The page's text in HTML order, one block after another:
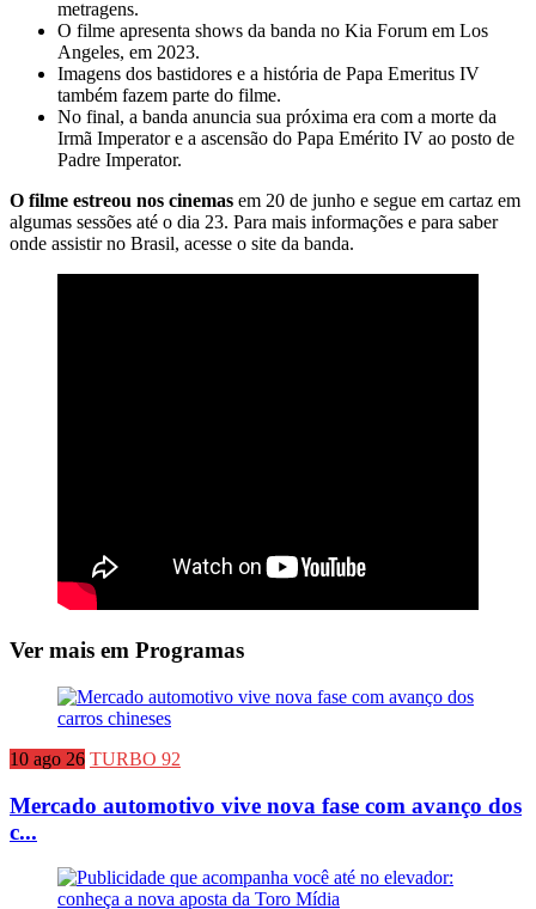
metragens.
O filme apresenta shows da banda no Kia Forum em Los
Angeles, em 2023.
Imagens dos bastidores e a história de Papa Emeritus IV
também fazem parte do filme.
No final, a banda anuncia sua próxima era com a morte da
Irmã Imperator e a ascensão do Papa Emérito IV ao posto de
Padre Imperator.
O filme estreou nos cinemas em 20 de junho e segue em cartaz em
algumas sessões até o dia 23. Para mais informações e para saber
onde assistir no Brasil, acesse o site da banda.
Ver mais em Programas
10 ago 26 TURBO 92
Mercado automotivo vive nova fase com avanço dos
c...